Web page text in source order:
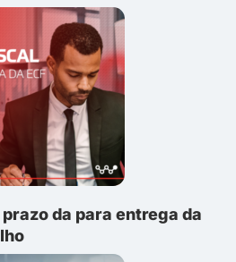
da para entrega da